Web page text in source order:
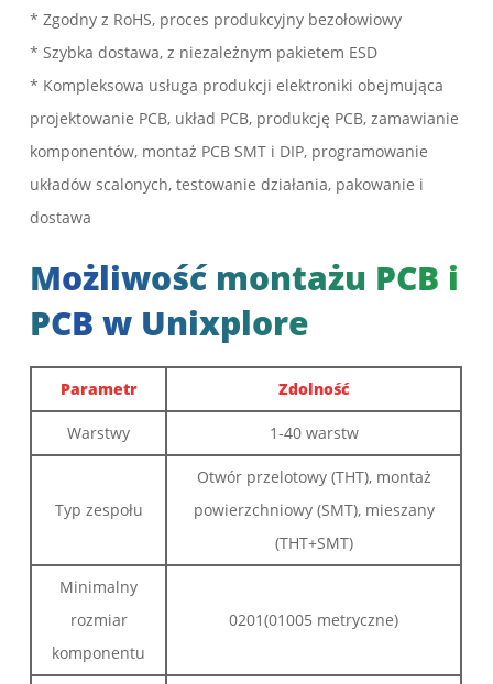
* Zgodny z RoHS, proces produkcyjny bezołowiowy
* Szybka dostawa, z niezależnym pakietem ESD
* Kompleksowa usługa produkcji elektroniki obejmująca
projektowanie PCB, układ PCB, produkcję PCB, zamawianie
komponentów, montaż PCB SMT i DIP, programowanie
układów scalonych, testowanie działania, pakowanie i
dostawa
Możliwość montażu PCB i
PCB w Unixplore
Parametr Zdolność
Warstwy 1-40 warstw
Typ zespołu
Otwór przelotowy (THT), montaż
powierzchniowy (SMT), mieszany
(THT+SMT)
Minimalny
rozmiar
komponentu
0201(01005 metryczne)